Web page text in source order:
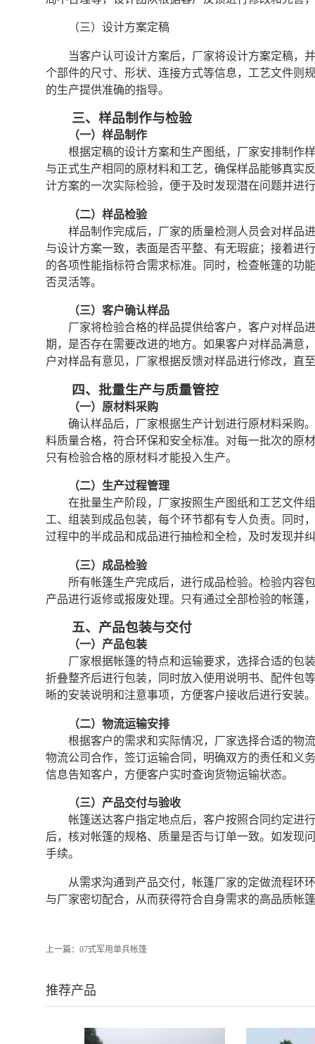
（三）设计方案定稿
当客户认可设计方案后，厂家将设计方案定稿，
个部件的尺寸、形状、连接方式等信息，工艺文件则
的生产提供准确的指导。
三、样品制作与检验
（一）样品制作
根据定稿的设计方案和生产图纸，厂家安排制作
与正式生产相同的原材料和工艺，确保样品能够真实
计方案的一次实际检验，便于及时发现潜在问题并进
（二）样品检验
样品制作完成后，厂家的质量检测人员会对样品
与设计方案一致，表面是否平整、有无瑕疵；接着进
的各项性能指标符合需求标准。同时，检查帐篷的功
否灵活等。
（三）客户确认样品
厂家将检验合格的样品提供给客户，客户对样品
期，是否存在需要改进的地方。如果客户对样品满意
户对样品有意见，厂家根据反馈对样品进行修改，直
四、批量生产与质量管控
（一）原材料采购
确认样品后，厂家根据生产计划进行原材料采购
料质量合格，符合环保和安全标准。对每一批次的原
只有检验合格的原材料才能投入生产。
（二）生产过程管理
在批量生产阶段，厂家按照生产图纸和工艺文件
工、组装到成品包装，每个环节都有专人负责。同时
过程中的半成品和成品进行抽检和全检，及时发现并
（三）成品检验
所有帐篷生产完成后，进行成品检验。检验内容
产品进行返修或报废处理。只有通过全部检验的帐篷
五、产品包装与交付
（一）产品包装
厂家根据帐篷的特点和运输要求，选择合适的包
折叠整齐后进行包装，同时放入使用说明书、配件包
晰的安装说明和注意事项，方便客户接收后进行安装。
（二）物流运输安排
根据客户的需求和实际情况，厂家选择合适的物
物流公司合作，签订运输合同，明确双方的责任和义
信息告知客户，方便客户实时查询货物运输状态。
（三）产品交付与验收
帐篷送达客户指定地点后，客户按照合同约定进
后，核对帐篷的规格、质量是否与订单一致。如发现
手续。
从需求沟通到产品交付，帐篷厂家的定做流程环
与厂家密切配合，从而获得符合自身需求的高品质帐
上一篇： 07式军用单兵帐篷
推荐产品